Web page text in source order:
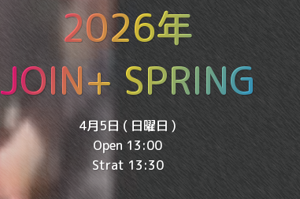
2026年
JOIN+ SPRING
4月5日 ( 日曜日 )
Open 13:00
Strat 13:30